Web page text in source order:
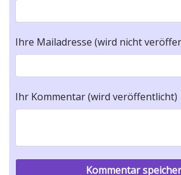
Ihre Mailadresse (wird nicht
Ihr Kommentar (wird veröffentlicht)